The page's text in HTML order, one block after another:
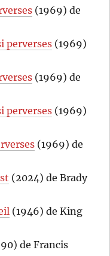
(1969) de
perverses (1969)
(1969) de
perverses (1969)
(1969) de
(2024) de Brady
(1946) de King
de Francis